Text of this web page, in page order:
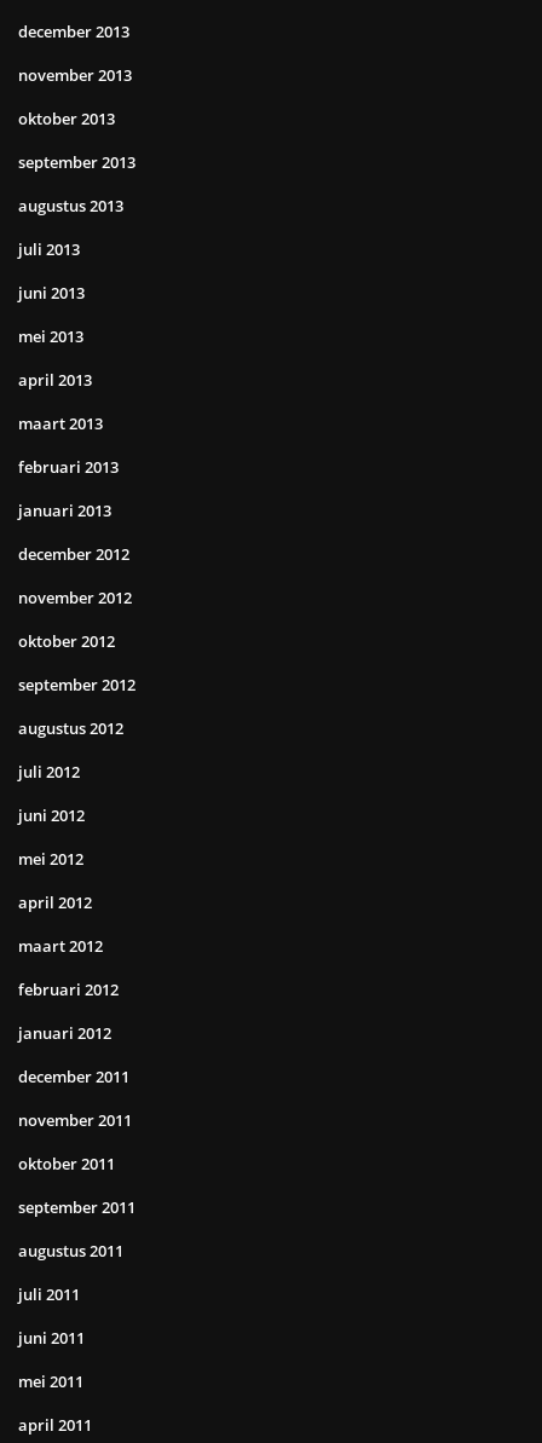
december 2013
november 2013
oktober 2013
september 2013
augustus 2013
juli 2013
juni 2013
mei 2013
april 2013
maart 2013
februari 2013
januari 2013
december 2012
november 2012
oktober 2012
september 2012
augustus 2012
juli 2012
juni 2012
mei 2012
april 2012
maart 2012
februari 2012
januari 2012
december 2011
november 2011
oktober 2011
september 2011
augustus 2011
juli 2011
juni 2011
mei 2011
april 2011